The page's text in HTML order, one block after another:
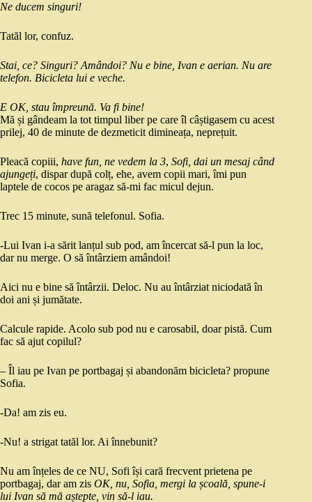
Ne ducem singuri!
Tatăl lor, confuz.
Stai, ce? Singuri? Amândoi? Nu e bine, Ivan e aerian. Nu are
telefon. Bicicleta lui e veche.
E OK, stau împreună. Va fi bine!
Mă și gândeam la tot timpul liber pe care îl câștigasem cu acest
prilej, 40 de minute de dezmeticit dimineața, neprețuit.
Pleacă copiii, have fun, ne vedem la 3, Sofi, dai un mesaj când
ajungeți, dispar după colț, ehe, avem copii mari, îmi pun
laptele de cocos pe aragaz să-mi fac micul dejun.
Trec 15 minute, sună telefonul. Sofia.
-Lui Ivan i-a sărit lanțul sub pod, am încercat să-l pun la loc,
dar nu merge. O să întârziem amândoi!
Aici nu e bine să întârzii. Deloc. Nu au întârziat niciodată în
doi ani și jumătate.
Calcule rapide. Acolo sub pod nu e carosabil, doar pistă. Cum
fac să ajut copilul?
– Îl iau pe Ivan pe portbagaj și abandonăm bicicleta? propune
Sofia.
-Da! am zis eu.
-Nu! a strigat tatăl lor. Ai înnebunit?
Nu am înțeles de ce NU, Sofi își cară frecvent prietena pe
portbagaj, dar am zis OK, nu, Sofia, mergi la școală, spune-i
lui Ivan să mă aștepte, vin să-l iau.